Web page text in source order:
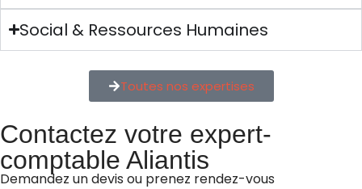
Social & Ressources Humaines
Toutes nos expertises
Contactez votre expert-
comptable Aliantis
Demandez un devis ou prenez rendez-vous